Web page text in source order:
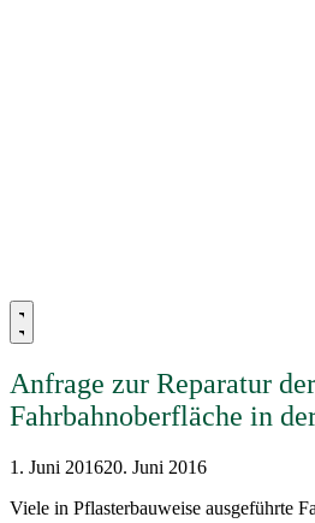
Anfrage zur Reparatur der
Fahrbahnoberfläche in
1. Juni 201620. Juni 2016
Viele in Pflasterbauweise ausgeführte